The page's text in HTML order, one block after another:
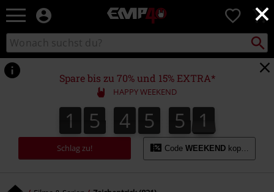
×
EMP
Merchandise
-
Shop
Rock
&
Entertainment
0
Katalog
durchsuchen
suchen
Spare bis zu 70% und 15% EXTRA*
HAPPY WEEKEND
1
1 5
5 4
4 5
5 4
5
4
5 90
9
1
0
Schlag zu! Code WEEKEND kopieren